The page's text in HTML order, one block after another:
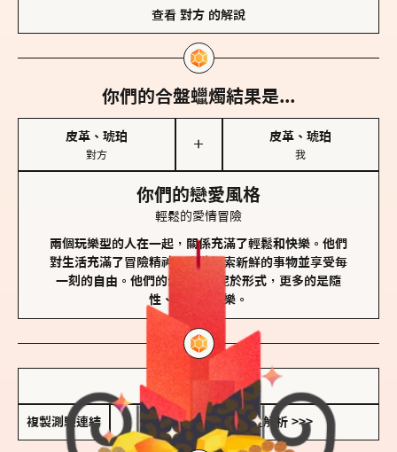
查看 對方 的解說
你們的合盤蠟燭結果是...
皮革、琥珀
對方
＋
皮革、琥珀
我
你們的戀愛風格
輕鬆的愛情冒險
兩個玩樂型的人在一起，關係充滿了輕鬆和快樂。他們
對生活充滿了冒險精神，喜歡探索新鮮的事物並享受每
一刻的自由。他們的愛情不拘泥於形式，更多的是隨
性、幽默和享樂。
複製測驗連結 查看香氛類型全解析 >>>